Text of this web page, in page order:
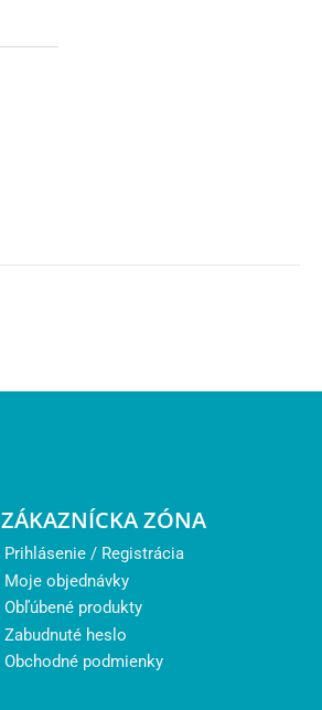
ZÁKAZNÍCKA ZÓNA
Prihlásenie / Registrácia
Moje objednávky
Obľúbené produkty
Zabudnuté heslo
Obchodné podmienky